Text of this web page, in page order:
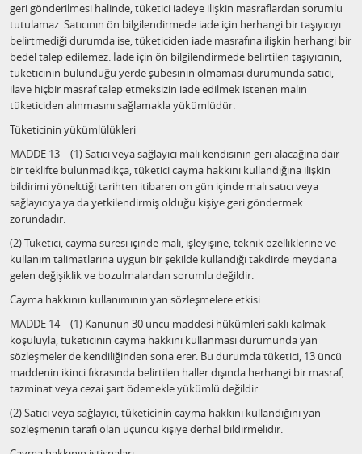
geri gönderilmesi halinde, tüketici iadeye ilişkin masraflardan sorumlu
tutulamaz. Satıcının ön bilgilendirmede iade için herhangi bir taşıyıcıyı
belirtmediği durumda ise, tüketiciden iade masrafına ilişkin herhangi bir
bedel talep edilemez. İade için ön bilgilendirmede belirtilen taşıyıcının,
tüketicinin bulunduğu yerde şubesinin olmaması durumunda satıcı,
ilave hiçbir masraf talep etmeksizin iade edilmek istenen malın
tüketiciden alınmasını sağlamakla yükümlüdür.
Tüketicinin yükümlülükleri
MADDE 13 – (1) Satıcı veya sağlayıcı malı kendisinin geri alacağına dair
bir teklifte bulunmadıkça, tüketici cayma hakkını kullandığına ilişkin
bildirimi yönelttiği tarihten itibaren on gün içinde malı satıcı veya
sağlayıcıya ya da yetkilendirmiş olduğu kişiye geri göndermek
zorundadır.
(2) Tüketici, cayma süresi içinde malı, işleyişine, teknik özelliklerine ve
kullanım talimatlarına uygun bir şekilde kullandığı takdirde meydana
gelen değişiklik ve bozulmalardan sorumlu değildir.
Cayma hakkının kullanımının yan sözleşmelere etkisi
MADDE 14 – (1) Kanunun 30 uncu maddesi hükümleri saklı kalmak
koşuluyla, tüketicinin cayma hakkını kullanması durumunda yan
sözleşmeler de kendiliğinden sona erer. Bu durumda tüketici, 13 üncü
maddenin ikinci fıkrasında belirtilen haller dışında herhangi bir masraf,
tazminat veya cezai şart ödemekle yükümlü değildir.
(2) Satıcı veya sağlayıcı, tüketicinin cayma hakkını kullandığını yan
sözleşmenin tarafı olan üçüncü kişiye derhal bildirmelidir.